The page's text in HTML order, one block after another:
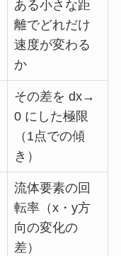
ある小さな距
離でどれだけ
速度が変わる
か
その差を dx→
0 にした極限
（1点での傾
き）
流体要素の回
転率（x・y方
向の変化の
差）